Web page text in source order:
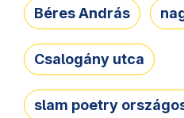
Béres András
Csalogány utca
slam poetry